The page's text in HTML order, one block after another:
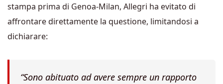
stampa prima di Genoa-Milan, Allegri ha evitato di
affrontare direttamente la questione, limitandosi a
dichiarare:
“Sono abituato ad avere sempre un rapporto